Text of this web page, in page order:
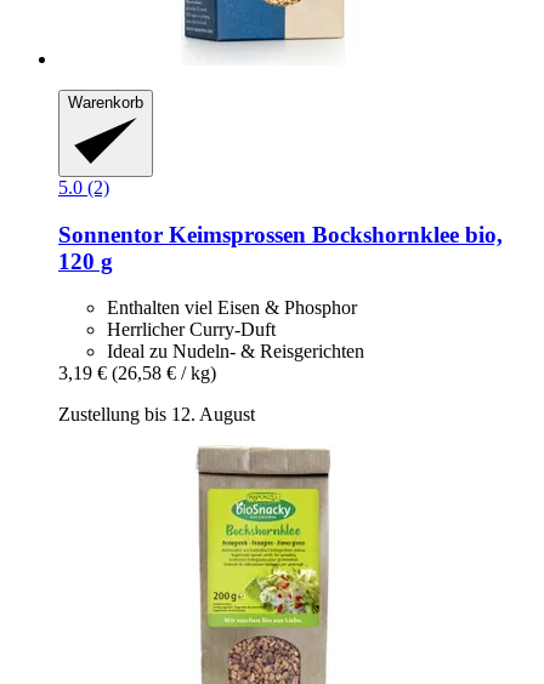
Warenkorb
5.0 (2)
Sonnentor Keimsprossen Bockshornklee bio,
120 g
Enthalten viel Eisen & Phosphor
Herrlicher Curry-Duft
Ideal zu Nudeln- & Reisgerichten
3,19 € (26,58 € / kg)
Zustellung bis 12. August